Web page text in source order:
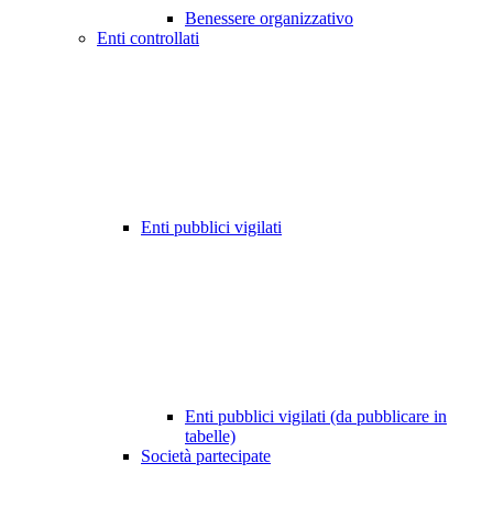
Benessere organizzativo
Enti controllati
Enti pubblici vigilati
Enti pubblici vigilati (da pubblicare in
tabelle)
Società partecipate